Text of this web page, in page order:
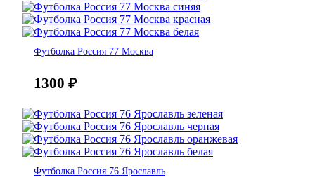
Футболка Россия 77 Москва
1300 ₽
Футболка Россия 76 Ярославль